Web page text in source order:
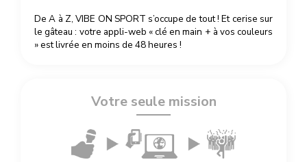
De A à Z, VIBE ON SPORT s’occupe de tout ! Et cerise sur
le gâteau : votre appli-web « clé en main + à vos couleurs
» est livrée en moins de 48 heures !
Votre seule mission